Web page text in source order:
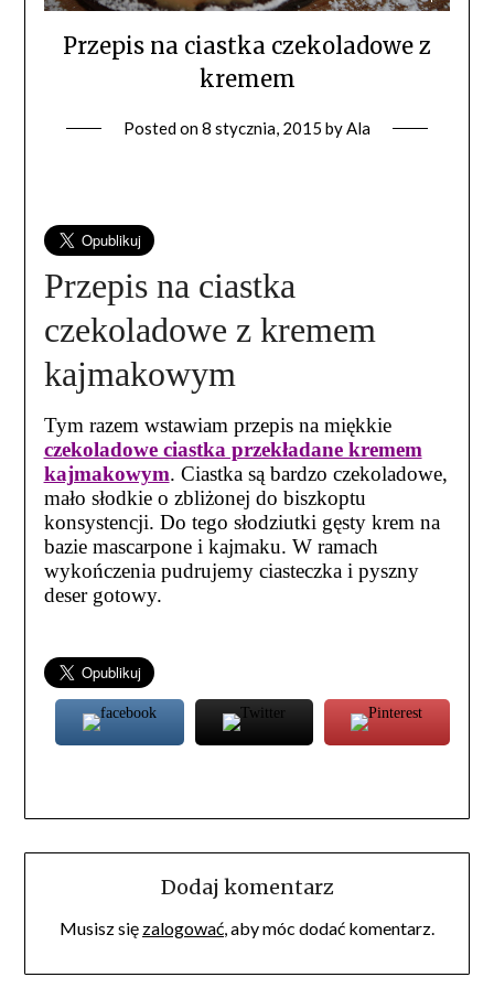
Przepis na ciastka czekoladowe z
kremem
Posted on8 stycznia, 2015 byAla
Przepis na ciastka
czekoladowe z kremem
kajmakowym
Tym razem wstawiam przepis na miękkie
czekoladowe ciastka przekładane kremem
kajmakowym. Ciastka są bardzo czekoladowe,
mało słodkie o zbliżonej do biszkoptu
konsystencji. Do tego słodziutki gęsty krem na
bazie mascarpone i kajmaku. W ramach
wykończenia pudrujemy ciasteczka i pyszny
deser gotowy.
Dodaj komentarz
Musisz się zalogować, aby móc dodać komentarz.